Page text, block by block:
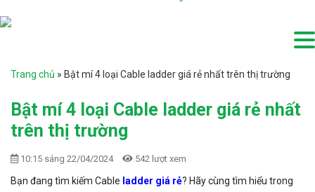
Trang chủ » Bật mí 4 loại Cable ladder giá rẻ nhất trên thị trường
Bật mí 4 loại Cable ladder giá rẻ nhất
trên thị trường
10:15 sáng 22/04/2024 542 lượt xem
Bạn đang tìm kiếm Cable ladder giá rẻ? Hãy cùng tìm hiểu trong